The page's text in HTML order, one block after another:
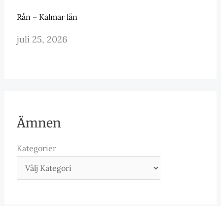
Rån – Kalmar län
juli 25, 2026
Ämnen
Kategorier